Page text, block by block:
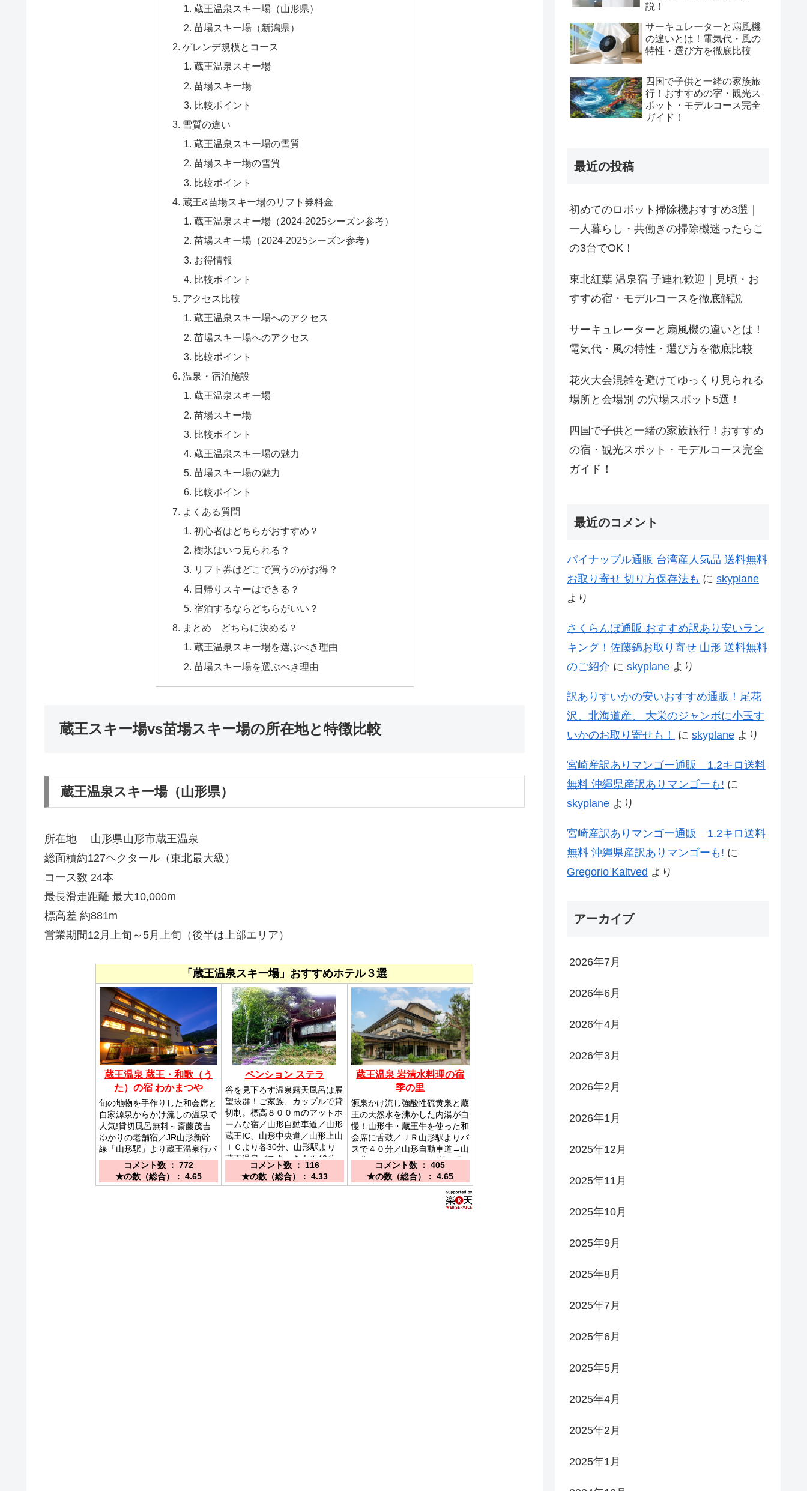
蔵王温泉スキー場（山形県）
苗場スキー場（新潟県）
ゲレンデ規模とコース
蔵王温泉スキー場
苗場スキー場
比較ポイント
雪質の違い
蔵王温泉スキー場の雪質
苗場スキー場の雪質
比較ポイント
蔵王&苗場スキー場のリフト券料金
蔵王温泉スキー場（2024-2025シーズン参考）
苗場スキー場（2024-2025シーズン参考）
お得情報
比較ポイント
アクセス比較
蔵王温泉スキー場へのアクセス
苗場スキー場へのアクセス
比較ポイント
温泉・宿泊施設
蔵王温泉スキー場
苗場スキー場
比較ポイント
蔵王温泉スキー場の魅力
苗場スキー場の魅力
比較ポイント
よくある質問
初心者はどちらがおすすめ？
樹氷はいつ見られる？
リフト券はどこで買うのがお得？
日帰りスキーはできる？
宿泊するならどちらがいい？
まとめ どちらに決める？
蔵王温泉スキー場を選ぶべき理由
苗場スキー場を選ぶべき理由
蔵王スキー場vs苗場スキー場の所在地と特徴比較
蔵王温泉スキー場（山形県）
所在地 山形県山形市蔵王温泉
総面積約127ヘクタール（東北最大級）
コース数 24本
最長滑走距離 最大10,000m
標高差 約881m
営業期間12月上旬～5月上旬（後半は上部エリア）
「蔵王温泉スキー場」おすすめホテル３選
蔵王温泉 蔵王・和歌（う
た）の宿 わかまつや
旬の地物を手作りした和会席と
自家源泉からかけ流しの温泉で
人気!貸切風呂無料～斎藤茂吉
ゆかりの老舗宿／JR山形新幹
線「山形駅」より蔵王温泉行バ
ス45分 バス停から随時送迎 /
山形道 山形蔵王ICより
16km(25分）
コメント数 ： 772
★の数（総合）： 4.65
ペンション ステラ
谷を見下ろす温泉露天風呂は展
望抜群！ご家族、カップルで貸
切制。標高８００ｍのアットホ
ームな宿／山形自動車道／山形
蔵王IC、山形中央道／山形上山
ＩＣより各30分、山形駅より
蔵王温泉バスターミナル40分
／タクシー10分
コメント数 ： 116
★の数（総合）： 4.33
蔵王温泉 岩清水料理の宿
季の里
源泉かけ流し強酸性硫黄泉と蔵
王の天然水を沸かした内湯が自
慢！山形牛・蔵王牛を使った和
会席に舌鼓／ＪＲ山形駅よりバ
スで４０分／山形自動車道→山
形蔵王ＩＣより３０分 蔵王温
泉スキー場徒歩５分
コメント数 ： 405
★の数（総合）： 4.65
説！
サーキュレーターと扇風機
の違いとは！電気代・風の
特性・選び方を徹底比較
四国で子供と一緒の家族旅
行！おすすめの宿・観光ス
ポット・モデルコース完全
ガイド！
最近の投稿
初めてのロボット掃除機おすすめ3選｜
一人暮らし・共働きの掃除機迷ったらこ
の3台でOK！
東北紅葉 温泉宿 子連れ歓迎｜見頃・お
すすめ宿・モデルコースを徹底解説
サーキュレーターと扇風機の違いとは！
電気代・風の特性・選び方を徹底比較
花火大会混雑を避けてゆっくり見られる
場所と会場別 の穴場スポット5選！
四国で子供と一緒の家族旅行！おすすめ
の宿・観光スポット・モデルコース完全
ガイド！
最近のコメント
パイナップル通販 台湾産人気品 送料無料
お取り寄せ 切り方保存法も に skyplane
より
さくらんぼ通販 おすすめ訳あり安いラン
キング！佐藤錦お取り寄せ 山形 送料無料
のご紹介 に skyplane より
訳ありすいかの安いおすすめ通販！尾花
沢、北海道産、 大栄のジャンボに小玉す
いかのお取り寄せも！
に skyplane より
宮崎産訳ありマンゴー通販 1.2キロ送料
無料 沖縄県産訳ありマンゴーも! に
skyplane より
宮崎産訳ありマンゴー通販 1.2キロ送料
無料 沖縄県産訳ありマンゴーも! に
Gregorio Kaltved より
アーカイブ
2026年7月
2026年6月
2026年4月
2026年3月
2026年2月
2026年1月
2025年12月
2025年11月
2025年10月
2025年9月
2025年8月
2025年7月
2025年6月
2025年5月
2025年4月
2025年2月
2025年1月